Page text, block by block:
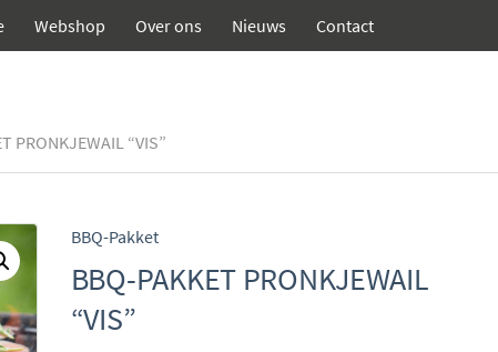
Webshop Over ons Nieuws Contact
PRONKJEWAIL “VIS”
BBQ-Pakket
BBQ-PAKKET PRONKJEWAIL
“VIS”